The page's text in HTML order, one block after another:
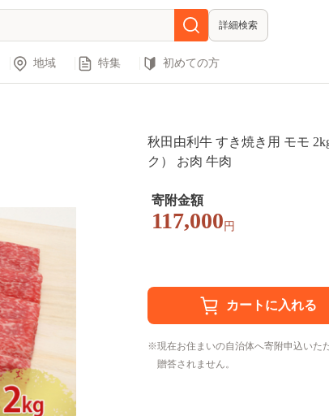
詳細検索
地域 特集 初めての方
秋田由利牛 すき焼き用 モモ
ク） お肉 牛肉
寄附金額
117,000 円
現在お住まいの自治体へ寄附申込いた
贈答されません。